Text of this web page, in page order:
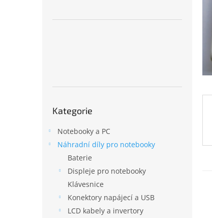
kategorie
Kategorie
Notebooky a PC
Náhradní díly pro notebooky
Baterie
Displeje pro notebooky
Klávesnice
Konektory napájecí a USB
LCD kabely a invertory